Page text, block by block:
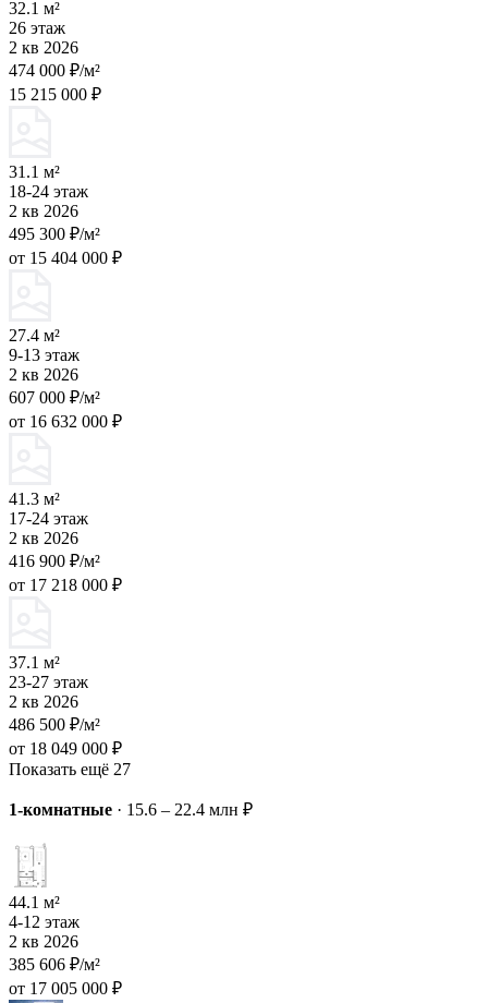
32.1 м²
26 этаж
2 кв 2026
474 000 ₽/м²
15 215 000 ₽
31.1 м²
18-24 этаж
2 кв 2026
495 300 ₽/м²
от 15 404 000 ₽
27.4 м²
9-13 этаж
2 кв 2026
607 000 ₽/м²
от 16 632 000 ₽
41.3 м²
17-24 этаж
2 кв 2026
416 900 ₽/м²
от 17 218 000 ₽
37.1 м²
23-27 этаж
2 кв 2026
486 500 ₽/м²
от 18 049 000 ₽
Показать ещё 27
1-комнатные · 15.6 – 22.4 млн ₽
44.1 м²
4-12 этаж
2 кв 2026
385 606 ₽/м²
от 17 005 000 ₽